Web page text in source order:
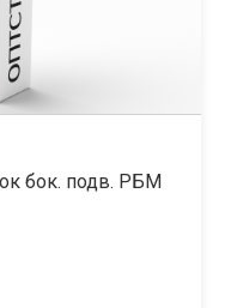
бок. подв. РБМ